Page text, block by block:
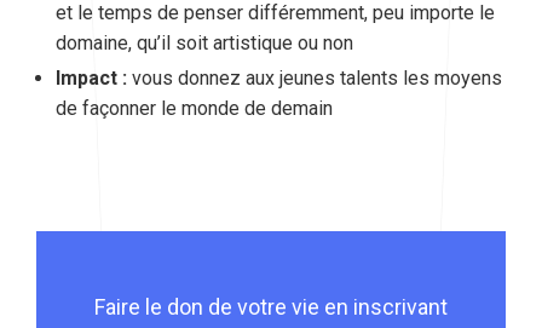
et le temps de penser différemment, peu importe le
domaine, qu’il soit artistique ou non
Impact : vous donnez aux jeunes talents les moyens
de façonner le monde de demain
Faire le don de votre vie en inscrivant